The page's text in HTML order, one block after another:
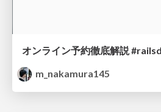
オンライン予約徹底解説
m_nakamura145